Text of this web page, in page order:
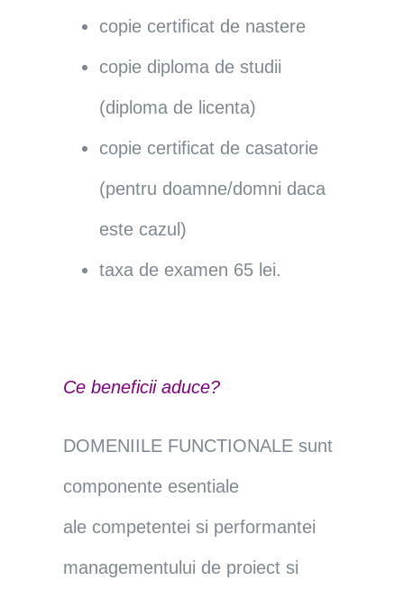
copie certificat de nastere
copie diploma de studii
(diploma de licenta)
copie certificat de casatorie
(pentru doamne/domni daca
este cazul)
taxa de examen 65 lei.
Ce beneficii aduce?
DOMENIILE FUNCTIONALE sunt
componente esentiale
ale competentei si performantei
managementului de proiect si